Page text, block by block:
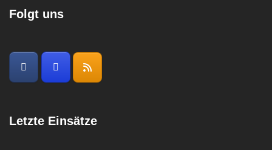
Folgt uns
Letzte Einsätze